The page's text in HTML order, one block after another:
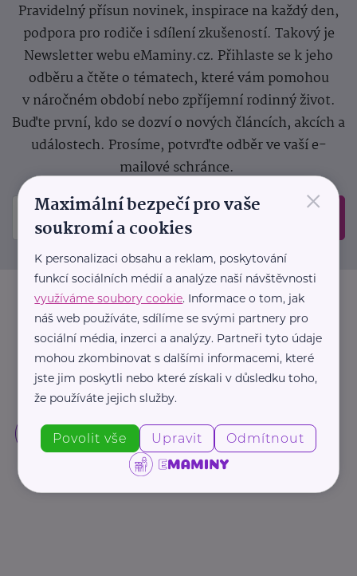
Pravidelný přísun novinek, inspirace na každý den,
podpora pro rodiče i sdílení zkušeností. Takový je
Newsletter webu eMaminy.cz. Přihlaste se k jeho
odběru a čtěte o tématech, které vám pomohou
v náročném období nebo zpříjemní rodinný život.
Buďte první, kdo se dozví o nových článcích, akcích a
událostech. Prosíme, potvrďte odběr ve vaší e-
mailové schránce.
×
Maximální bezpečí pro vaše
soukromí a cookies
K personalizaci obsahu a reklam, poskytování
funkcí sociálních médií a analýze naší návštěvnosti
využíváme soubory cookie. Informace o tom, jak
náš web používáte, sdílíme se svými partnery pro
sociální média, inzerci a analýzy. Partneři tyto údaje
mohou zkombinovat s dalšími informacemi, které
jste jim poskytli nebo které získali v důsledku toho,
že používáte jejich služby.
Povolit vše Upravit Odmítnout